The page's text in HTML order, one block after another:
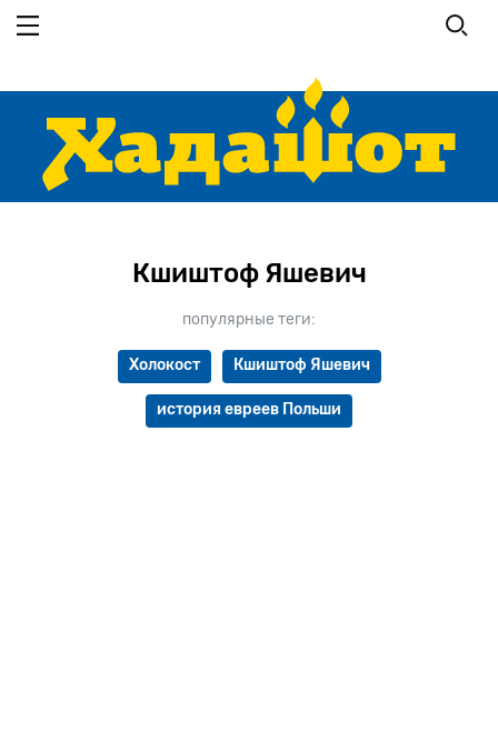
Кшиштоф Яшевич
популярные теги:
Холокост Кшиштоф Яшевич
история евреев Польши